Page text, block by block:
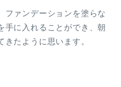
ファンデーションを塗らな
手に入れることができ、朝
たように思います。